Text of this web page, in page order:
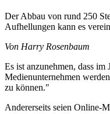
Der Abbau von rund 250
Aufhellungen kann es
Von Harry Rosenbaum
Es ist anzunehmen, dass
Medienunternehmen
zu können."
Andererseits seien Online-